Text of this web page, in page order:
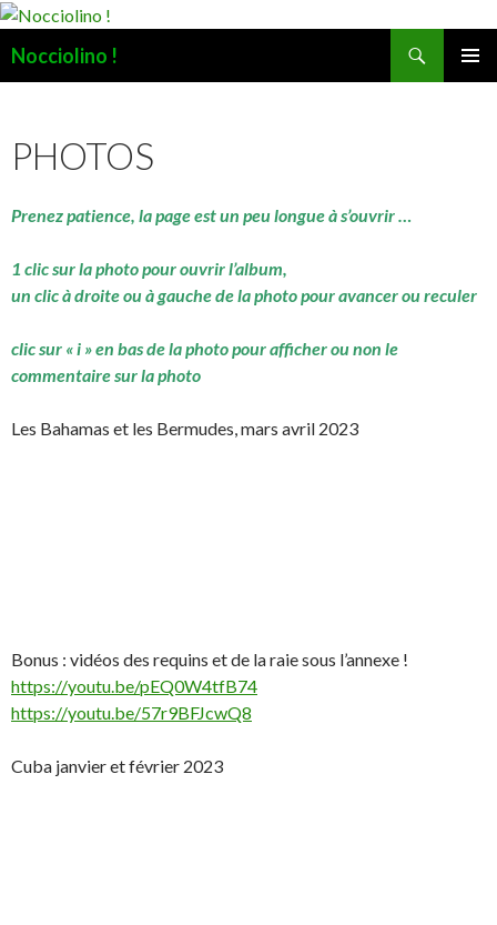
Nocciolino !
PHOTOS
Prenez patience, la page est un peu longue à s’ouvrir …
1 clic sur la photo pour ouvrir l’album,
un clic à droite ou à gauche de la photo pour avancer ou reculer
clic sur « i » en bas de la photo pour afficher ou non le
commentaire sur la photo
Les Bahamas et les Bermudes, mars avril 2023
Bonus : vidéos des requins et de la raie sous l’annexe !
https://youtu.be/pEQ0W4tfB74
https://youtu.be/57r9BFJcwQ8
Cuba janvier et février 2023